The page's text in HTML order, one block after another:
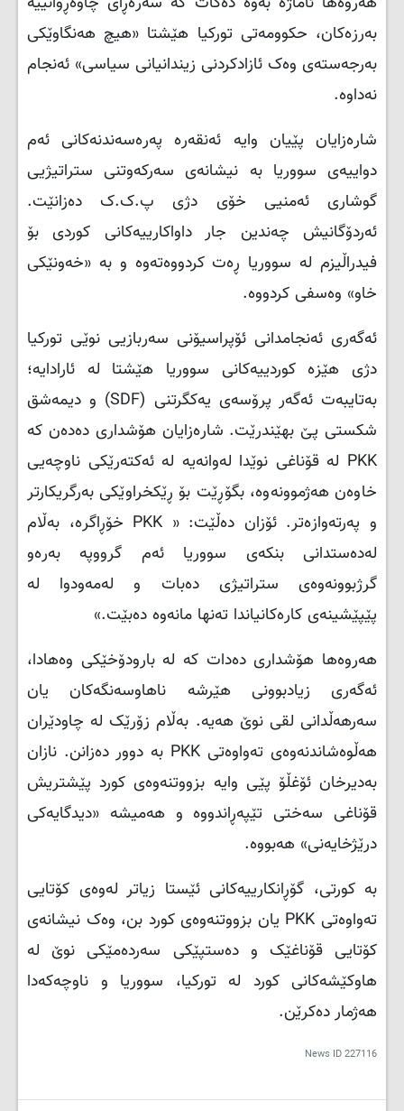
بەرزەکان، حکوومەتی تورکیا هێشتا «هیچ هەنگاوێکی
بەرجەستەی وەک ئازادکردنی زیندانیانی سیاسی» ئەنجام
نەداوە.
شارەزایان پێیان وایە ئەنقەرە پەرەسەندنەکانی ئەم
دواییەی سووریا بە نیشانەی سەرکەوتنی ستراتیژیی
گوشاری ئەمنیی خۆی دژی پ.ک.ک دەزانێت.
ئەردۆگانیش چەندین جار داواکارییەکانی کوردی بۆ
فیدراڵیزم لە سووریا ڕەت کردووەتەوە و بە «خەونێکی
خاو» وەسفی کردووە.
ئەگەری ئەنجامدانی ئۆپراسیۆنی سەربازیی نوێی تورکیا
دژی هێزە کوردییەکانی سووریا هێشتا لە ئارادایە؛
بەتایبەت ئەگەر پرۆسەی یەکگرتنی (SDF) و دیمەشق
شکستی پێ بهێندرێت. شارەزایان هۆشداری دەدەن کە
PKK لە قۆناغی نوێدا لەوانەیە لە ئەکتەرێکی ناوچەیی
خاوەن هەژموونەوە، بگۆڕێت بۆ ڕێکخراوێکی بەرگریکارتر
و پەرتەوازەتر. ئۆزان دەڵێت: « PKK خۆڕاگرە، بەڵام
لەدەستدانی بنکەی سووریا ئەم گرووپە بەرەو
گرژبوونەوەی ستراتیژی دەبات و لەمەودوا لە
پێپێشینەی کارەکانیاندا تەنها مانەوە دەبێت.»
هەروەها هۆشداری دەدات کە لە بارودۆخێکی وەهادا،
ئەگەری زیادبوونی هێرشە ناهاوسەنگەکان یان
سەرهەڵدانی لقی نوێ هەیە. بەڵام زۆرێک لە چاودێران
هەڵوەشاندنەوەی تەواوەتی PKK بە دوور دەزانن. نازان
بەدیرخان ئۆغڵۆ پێی وایە بزووتنەوەی کورد پێشتریش
قۆناغی سەختی تێپەڕاندووە و هەمیشە «دیدگایەکی
درێژخایەنی» هەبووە.
بە کورتی، گۆڕانکارییەکانی ئێستا زیاتر لەوەی کۆتایی
تەواوەتی PKK یان بزووتنەوەی کورد بن، وەک نیشانەی
کۆتایی قۆناغێک و دەستپێکی سەردەمێکی نوێ لە
هاوکێشەکانی کورد لە تورکیا، سووریا و ناوچەکەدا
هەژمار دەکرێن.
News ID227116